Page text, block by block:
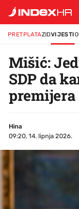
PRETPLATAZIDVIJESTI
Mišić:
SDP da
premijera
Hina
09:20, 14. lipnja 2026.